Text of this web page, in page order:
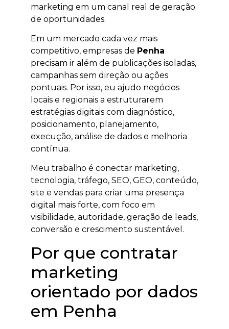
marketing em um canal real de geração
de oportunidades.
Em um mercado cada vez mais
competitivo, empresas de Penha
precisam ir além de publicações isoladas,
campanhas sem direção ou ações
pontuais. Por isso, eu ajudo negócios
locais e regionais a estruturarem
estratégias digitais com diagnóstico,
posicionamento, planejamento,
execução, análise de dados e melhoria
contínua.
Meu trabalho é conectar marketing,
tecnologia, tráfego, SEO, GEO, conteúdo,
site e vendas para criar uma presença
digital mais forte, com foco em
visibilidade, autoridade, geração de leads,
conversão e crescimento sustentável.
Por que contratar
marketing
orientado por dados
em Penha